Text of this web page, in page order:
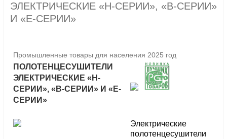
ЭЛЕКТРИЧЕСКИЕ «Н-СЕРИИ», «В-СЕРИИ»
И «Е-СЕРИИ»
Промышленные товары для населения 2025 год
ПОЛОТЕНЦЕСУШИТЕЛИ
ЭЛЕКТРИЧЕСКИЕ «Н-
СЕРИИ», «В-СЕРИИ» И «Е-
СЕРИИ»
Электрические
полотенцесушители